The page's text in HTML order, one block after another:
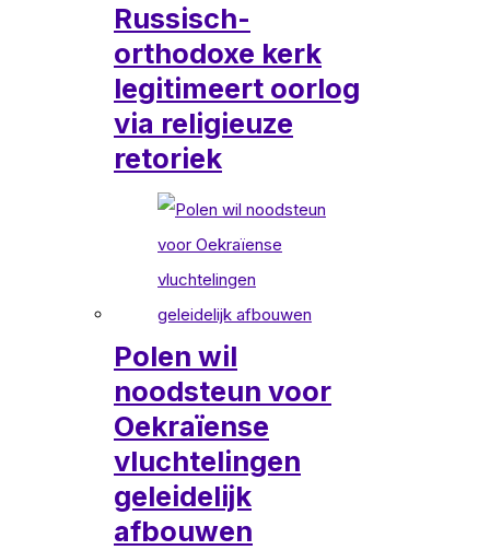
Russisch-
orthodoxe kerk
legitimeert oorlog
via religieuze
retoriek
Polen wil
noodsteun voor
Oekraïense
vluchtelingen
geleidelijk
afbouwen